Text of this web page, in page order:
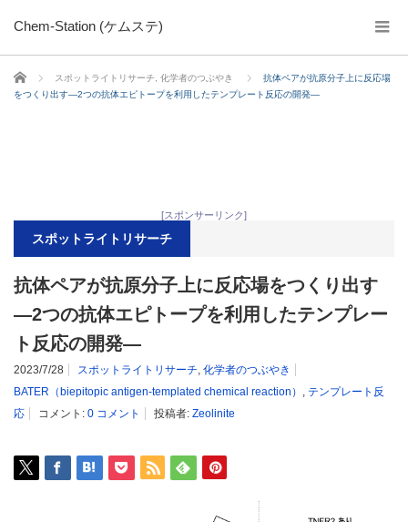
Chem-Station (ケムステ)
ホーム スポットライトリサーチ 化学者のつぶやき
抗体ペアが抗原分子上に反応場
をつくり出す―2つの抗体エピトープを利用したテンプレート反応の開発―
[スポンサーリンク]
スポットライトリサーチ
抗体ペアが抗原分子上に反応場をつくり出す
―2つの抗体エピトープを利用したテンプレー
ト反応の開発―
2023/7/28 スポットライトリサーチ, 化学者のつぶやき
BATER（biepitopic antigen-templated chemical reaction） , テンプレート反
応
コメント: 0 コメント 投稿者: Zeolinite